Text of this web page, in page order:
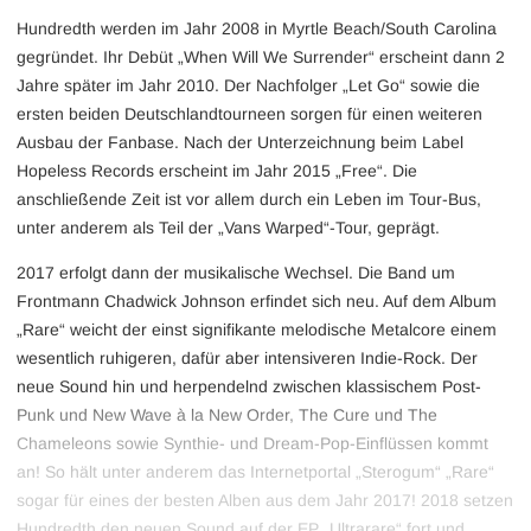
Hundredth werden im Jahr 2008 in Myrtle Beach/South Carolina
gegründet. Ihr Debüt „When Will We Surrender“ erscheint dann 2
Jahre später im Jahr 2010. Der Nachfolger „Let Go“ sowie die
ersten beiden Deutschlandtourneen sorgen für einen weiteren
Ausbau der Fanbase. Nach der Unterzeichnung beim Label
Hopeless Records erscheint im Jahr 2015 „Free“. Die
anschließende Zeit ist vor allem durch ein Leben im Tour-Bus,
unter anderem als Teil der „Vans Warped“-Tour, geprägt.
2017 erfolgt dann der musikalische Wechsel. Die Band um
Frontmann Chadwick Johnson erfindet sich neu. Auf dem Album
„Rare“ weicht der einst signifikante melodische Metalcore einem
wesentlich ruhigeren, dafür aber intensiveren Indie-Rock. Der
neue Sound hin und herpendelnd zwischen klassischem Post-
Punk und New Wave à la New Order, The Cure und The
Chameleons sowie Synthie- und Dream-Pop-Einflüssen kommt
an! So hält unter anderem das Internetportal „Sterogum“ „Rare“
sogar für eines der besten Alben aus dem Jahr 2017! 2018 setzen